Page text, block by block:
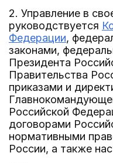
2. Управление в
руководствуется
Федерации,
законами,
Президента
Правительства
приказами и
Российской
договорами
нормативными
России, а также